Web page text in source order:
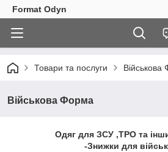
Format Odyn
Товари та послуги Військова
Військова Форма
Одяг для ЗСУ ,ТРО та
-Знижки для